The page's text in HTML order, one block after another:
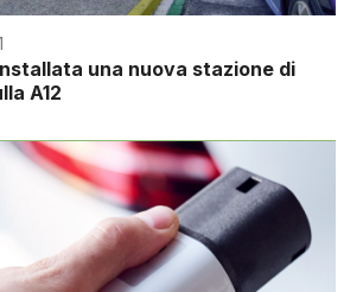
una nuova stazione di
A12